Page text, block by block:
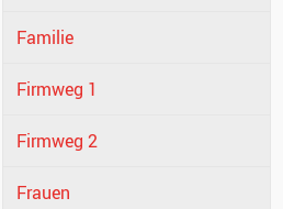
Familie
Firmweg 1
Firmweg 2
Frauen